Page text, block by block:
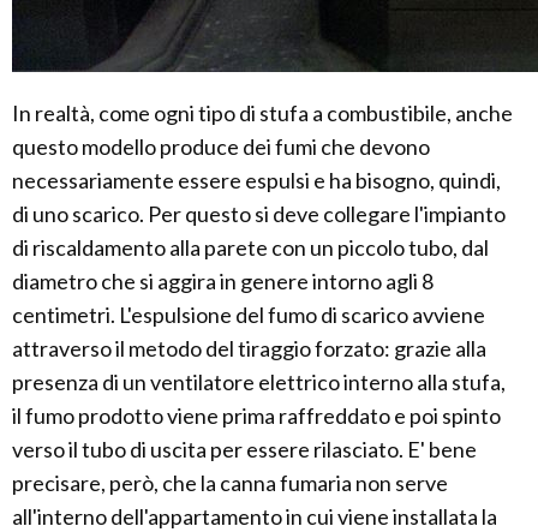
In realtà, come ogni tipo di stufa a combustibile, anche
questo modello produce dei fumi che devono
necessariamente essere espulsi e ha bisogno, quindi,
di uno scarico. Per questo si deve collegare l'impianto
di riscaldamento alla parete con un piccolo tubo, dal
diametro che si aggira in genere intorno agli 8
centimetri. L'espulsione del fumo di scarico avviene
attraverso il metodo del tiraggio forzato: grazie alla
presenza di un ventilatore elettrico interno alla stufa,
il fumo prodotto viene prima raffreddato e poi spinto
verso il tubo di uscita per essere rilasciato. E' bene
precisare, però, che la canna fumaria non serve
all'interno dell'appartamento in cui viene installata la